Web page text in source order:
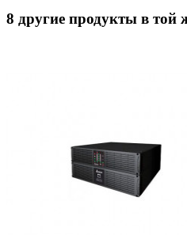
8 другие продукты в той